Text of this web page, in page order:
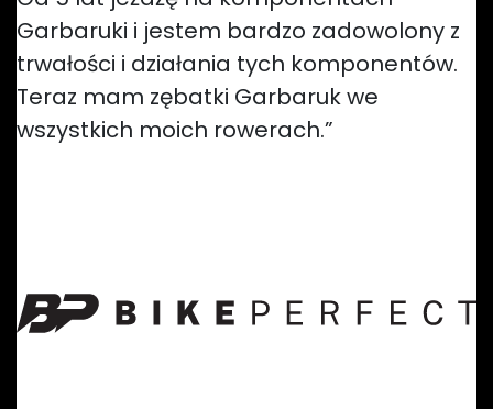
Garbaruki i jestem bardzo zadowolony z
trwałości i działania tych komponentów.
Teraz mam zębatki Garbaruk we
wszystkich moich rowerach.”